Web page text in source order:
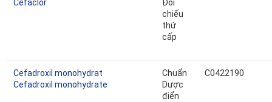
Cefaclor
Đối
chiếu
thứ
cấp
Cefadroxil monohydrat
Cefadroxil monohydrate
Chuẩn
Dược
điển
C0422190